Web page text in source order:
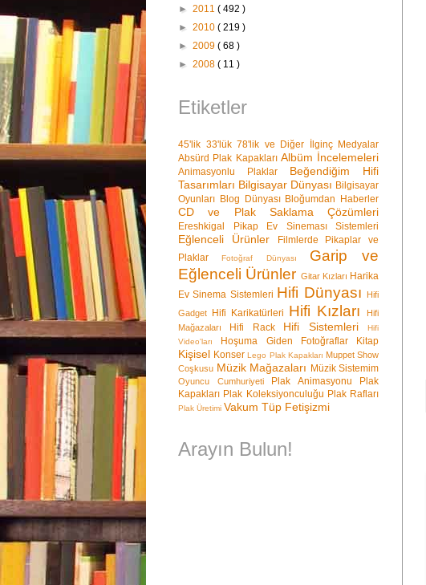
► 2011 ( 492 )
► 2010 ( 219 )
► 2009 ( 68 )
► 2008 ( 11 )
Etiketler
45'lik 33'lük 78'lik ve Diğer İlginç Medyalar
Absürd Plak Kapakları Albüm İncelemeleri
Animasyonlu Plaklar Beğendiğim Hifi
Tasarımları Bilgisayar Dünyası Bilgisayar
Oyunları Blog Dünyası Bloğumdan Haberler
CD ve Plak Saklama Çözümleri
Ereshkigal Pikap Ev Sineması Sistemleri
Eğlenceli Ürünler
Filmlerde Pikaplar ve
PlaklarFotoğraf Dünyası
Garip ve
Eğlenceli Ürünler Gitar Kızları Harika
Ev Sinema Sistemleri Hifi Dünyası
Hifi
Gadget Hifi Karikatürleri Hifi Kızları
Hifi
Mağazaları Hifi Rack Hifi SistemleriHifi
Video'ları Hoşuma Giden Fotoğraflar Kitap
Kişisel KonserLego Plak Kapakları Muppet Show
Coşkusu Müzik Mağazaları Müzik Sistemim
Oyuncu Cumhuriyeti Plak Animasyonu Plak
Kapakları Plak Koleksiyonculuğu Plak Rafları
Plak Üretimi Vakum Tüp Fetişizmi
Arayın Bulun!